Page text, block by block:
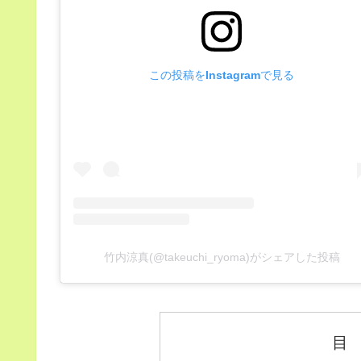
この投稿をInstagramで見る
竹内涼真(@takeuchi_ryoma)がシェアした投稿
目